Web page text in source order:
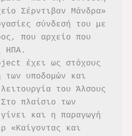
Σέρντιβαν Μάνδρα»
σύνδεσή του με
που αρχείο που
ΗΠΑ.
έχει ως στόχους
των υποδομών και
του Άλσους
πλαίσιο των
και η παραγωγή
«Καίγοντας και